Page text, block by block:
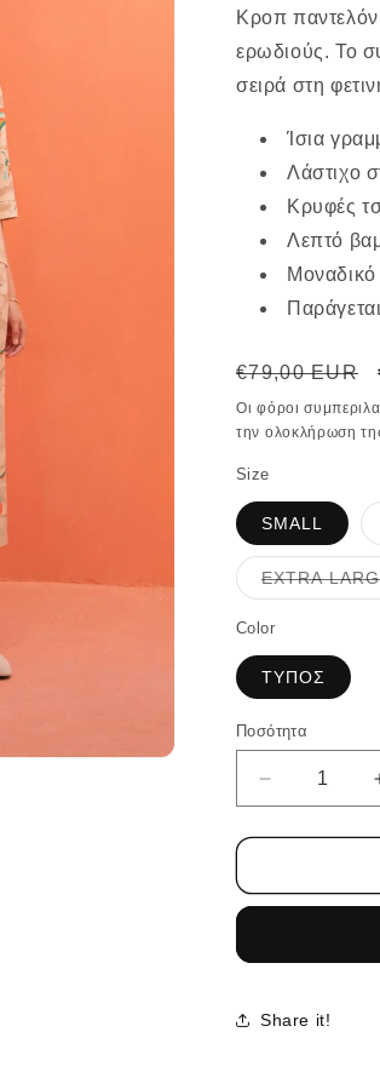
Κροπ
ερωδιούς. Το
σειρά στη
Ίσια
Λάστιχο
Κρυφές
Λεπτό
Κανονική
τιμή
€79,00 EUR
Οι φόροι
την ολοκλήρωση
Size
SMALL
EXTRA
Color
ΤΥΠΟΣ
Ποσότητα
Ποσότητα
Μείωση
ποσότητας
για
PANTS
Share it!